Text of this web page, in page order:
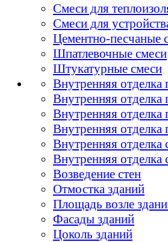
Смеси для
Смеси для
Цементно-песчаные
Шпатлевочные смеси
Штукатурные смеси
Внутренняя
Внутренняя
Внутренняя
Внутренняя
Внутренняя
Внутренняя
Возведение стен
Отмостка зданий
Площадь возле
Фасады зданий
Цоколь зданий